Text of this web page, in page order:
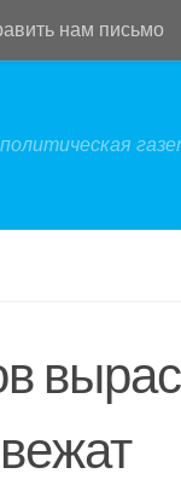
нам письмо